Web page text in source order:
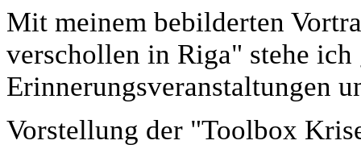
Mit meinem bebilderten
verschollen in Riga" stehe
Erinnerungsveranstaltungen
Vorstellung der "Toolbox